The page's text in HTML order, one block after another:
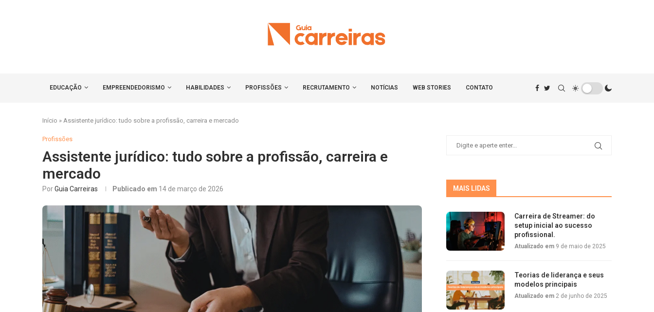
EDUCAÇÃO EMPREENDEDORISMO HABILIDADES PROFISSÕES RECRUTAMENTO NOTÍCIAS WEB STORIES CONTATO
Início » Assistente jurídico: tudo sobre a profissão, carreira e mercado
Profissões
Assistente jurídico: tudo sobre a profissão, carreira e
mercado
PorGuia Carreiras Publicado em 14 de março de 2026 MAIS LIDAS
Carreira de Streamer: do
setup inicial ao sucesso
profissional.
Atualizado em 9 de maio de 2025
Teorias de liderança e seus
modelos principais
Atualizado em 2 de junho de 2025